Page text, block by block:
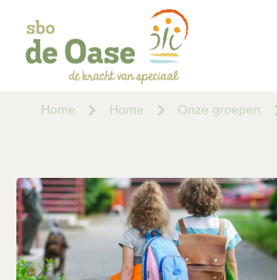
Home Home Onze groepen